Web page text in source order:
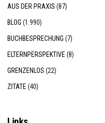
AUS DER PRAXIS (87)
BLOG (1.990)
BUCHBESPRECHUNG (7)
ELTERNPERSPEKTIVE (8)
GRENZENLOS (22)
ZITATE (40)